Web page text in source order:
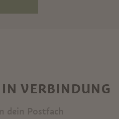
VERBINDUNG
dein Postfach